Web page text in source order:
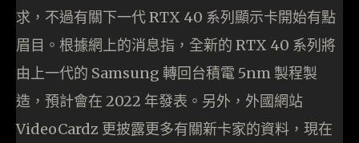
求，不過有關下一代 RTX 40 系列顯示卡開始有點
眉目。根據網上的消息指，全新的 RTX 40 系列將
由上一代的 Samsung 轉回台積電 5nm 製程製
造，預計會在 2022 年發表。另外，外國網站
VideoCardz 更披露更多有關新卡家的資料，現在